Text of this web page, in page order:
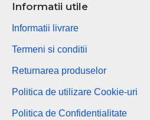
Informatii utile
Informatii livrare
Termeni si conditii
Returnarea produselor
Politica de utilizare Cookie-uri
Politica de Confidentialitate